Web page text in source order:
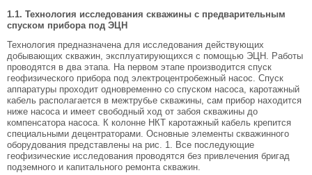
1.1. Технология исследования скважины с предварительным
спуском прибора под ЭЦН
Технология предназначена для исследования действующих
добывающих скважин, эксплуатирующихся с помощью ЭЦН. Работы
проводятся в два этапа. На первом этапе производится спуск
геофизического прибора под электроцентробежный насос. Спуск
аппаратуры проходит одновременно со спуском насоса, каротажный
кабель располагается в межтрубье скважины, сам прибор находится
ниже насоса и имеет свободный ход от забоя скважины до
компенсатора насоса. К колонне НКТ каротажный кабель крепится
специальными децентраторами. Основные элементы скважинного
оборудования представлены на рис. 1. Все последующие
геофизические исследования проводятся без привлечения бригад
подземного и капитального ремонта скважин.